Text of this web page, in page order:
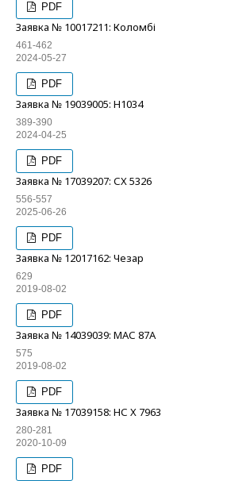
PDF
Заявка № 10017211: Коломбі
461-462
2024-05-27
PDF
Заявка № 19039005: Н1034
389-390
2024-04-25
PDF
Заявка № 17039207: СХ 5326
556-557
2025-06-26
PDF
Заявка № 12017162: Чезар
629
2019-08-02
PDF
Заявка № 14039039: МАС 87А
575
2019-08-02
PDF
Заявка № 17039158: НС Х 7963
280-281
2020-10-09
PDF